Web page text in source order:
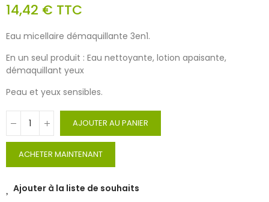
14,42 € TTC
Eau micellaire démaquillante 3en1.
En un seul produit : Eau nettoyante, lotion apaisante,
démaquillant yeux
Peau et yeux sensibles.
AJOUTER AU PANIER
ACHETER MAINTENANT
Ajouter à la liste de souhaits